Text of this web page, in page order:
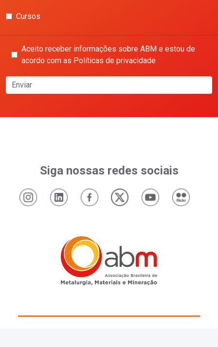
Cursos
Aceito receber informações sobre ABM e estou de
acordo com as Políticas de privacidade
Enviar
Siga nossas redes sociais